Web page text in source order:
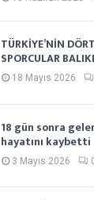
TÜRKİYE’NİN
SPORCULAR
18 Mayıs 2026
18 gün sonra
hayatını kaybetti
3 Mayıs 2026